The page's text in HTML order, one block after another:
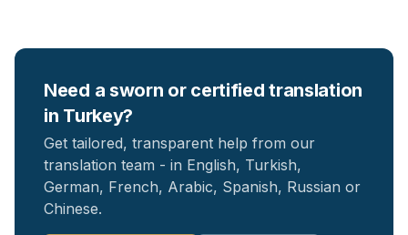
Need a sworn or certified translation
in Turkey?
Get tailored, transparent help from our
translation team - in English, Turkish,
German, French, Arabic, Spanish, Russian or
Chinese.